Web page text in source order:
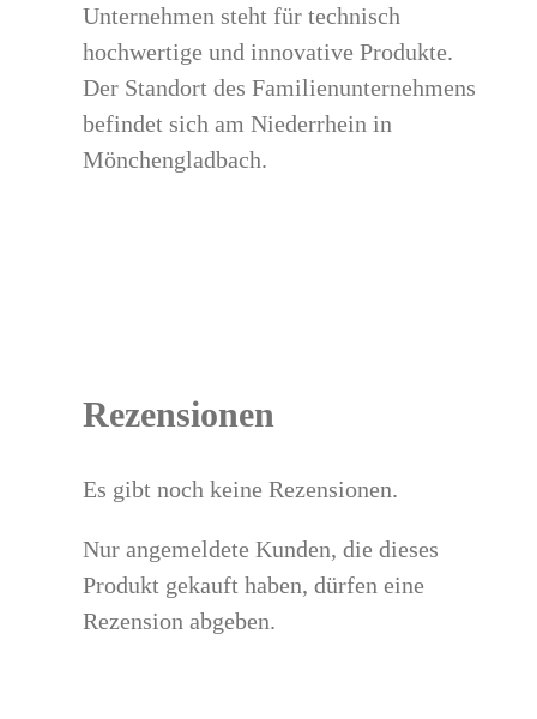
Unternehmen steht für technisch
hochwertige und innovative Produkte.
Der Standort des Familienunternehmens
befindet sich am Niederrhein in
Mönchengladbach.
Rezensionen
Es gibt noch keine Rezensionen.
Nur angemeldete Kunden, die dieses
Produkt gekauft haben, dürfen eine
Rezension abgeben.